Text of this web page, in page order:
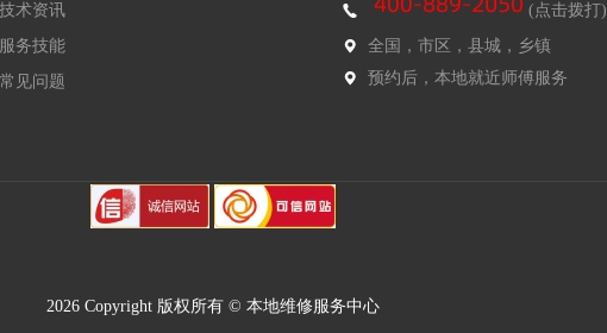
技术资讯
服务技能
常见问题
(点击拨打)
全国，市区，县城，乡镇
预约后，本地就近师傅服务
2026 Copyright 版权所有 © 本地维修服务中心